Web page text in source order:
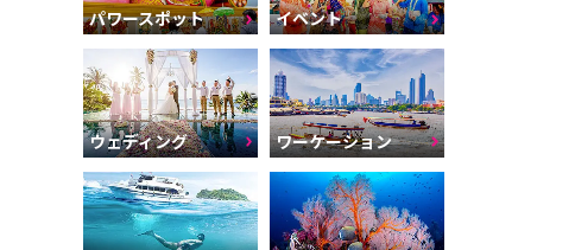
パワースポット イベント
ウェディング ワーケーション